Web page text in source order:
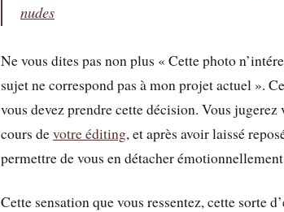
nudes
Ne vous dites pas non plus « Cette photo
sujet ne correspond pas à mon projet actuel ».
vous devez prendre cette décision. Vous
cours devotre éditing, et après avoir laissé
permettre de vous en détacher
Cette sensation que vous ressentez, cette sorte